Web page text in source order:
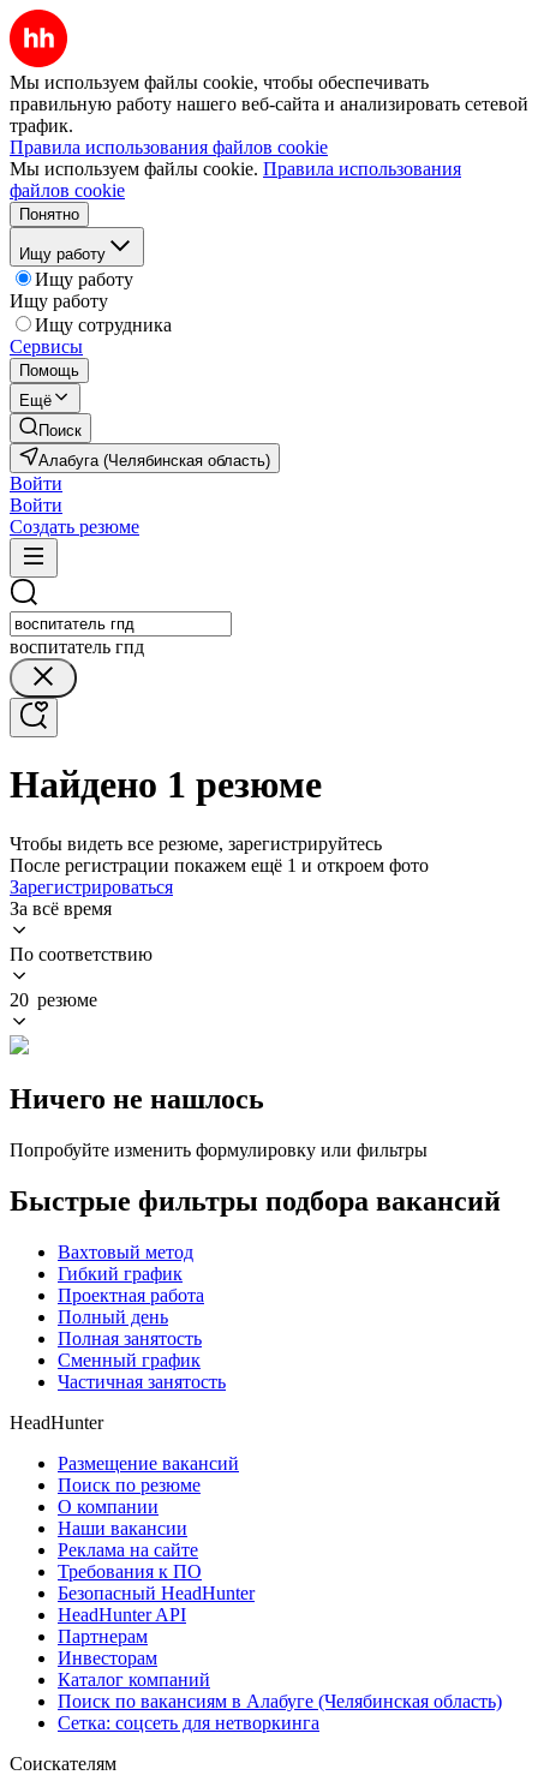
Мы используем файлы cookie, чтобы обеспечивать
правильную работу нашего веб-сайта и анализировать сетевой
трафик.
Правила использования файлов cookie
Мы используем файлы cookie. Правила использования
файлов cookie
Понятно
Ищу работу
Ищу работу
Ищу работу
Ищу сотрудника
Сервисы
Помощь
Ещё
Поиск
Алабуга (Челябинская область)
Войти
Войти
Создать резюме
воспитатель гпд
Найдено 1 резюме
Чтобы видеть все резюме, зарегистрируйтесь
После регистрации покажем ещё 1 и откроем фото
Зарегистрироваться
За всё время
По соответствию
20 резюме
Ничего не нашлось
Попробуйте изменить формулировку или фильтры
Быстрые фильтры подбора вакансий
Вахтовый метод
Гибкий график
Проектная работа
Полный день
Полная занятость
Сменный график
Частичная занятость
HeadHunter
Размещение вакансий
Поиск по резюме
О компании
Наши вакансии
Реклама на сайте
Требования к ПО
Безопасный HeadHunter
HeadHunter API
Партнерам
Инвесторам
Каталог компаний
Поиск по вакансиям в Алабуге (Челябинская область)
Сетка: соцсеть для нетворкинга
Соискателям